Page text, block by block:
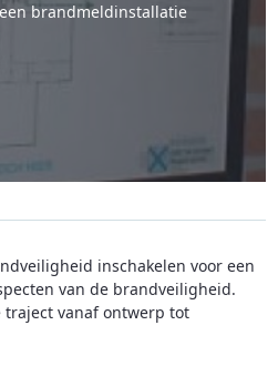
brandmeldinstallatie
inschakelen voor een
van de brandveiligheid.
traject vanaf ontwerp tot